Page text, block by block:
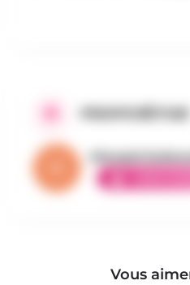
PROPOSÉ PAR
Vincent la
Vous